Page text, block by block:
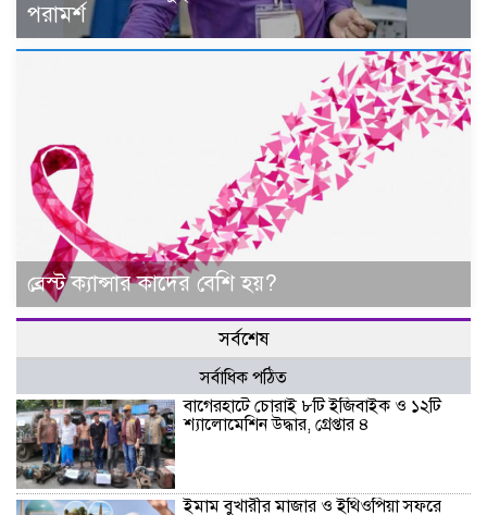
পরামর্শ
ব্রেস্ট ক্যান্সার কাদের বেশি হয়?
সর্বশেষ
সর্বাধিক পঠিত
বাগেরহাটে চোরাই ৮টি ইজিবাইক ও ১২টি
শ্যালোমেশিন উদ্ধার, গ্রেপ্তার ৪
ইমাম বুখারীর মাজার ও ইথিওপিয়া সফরে